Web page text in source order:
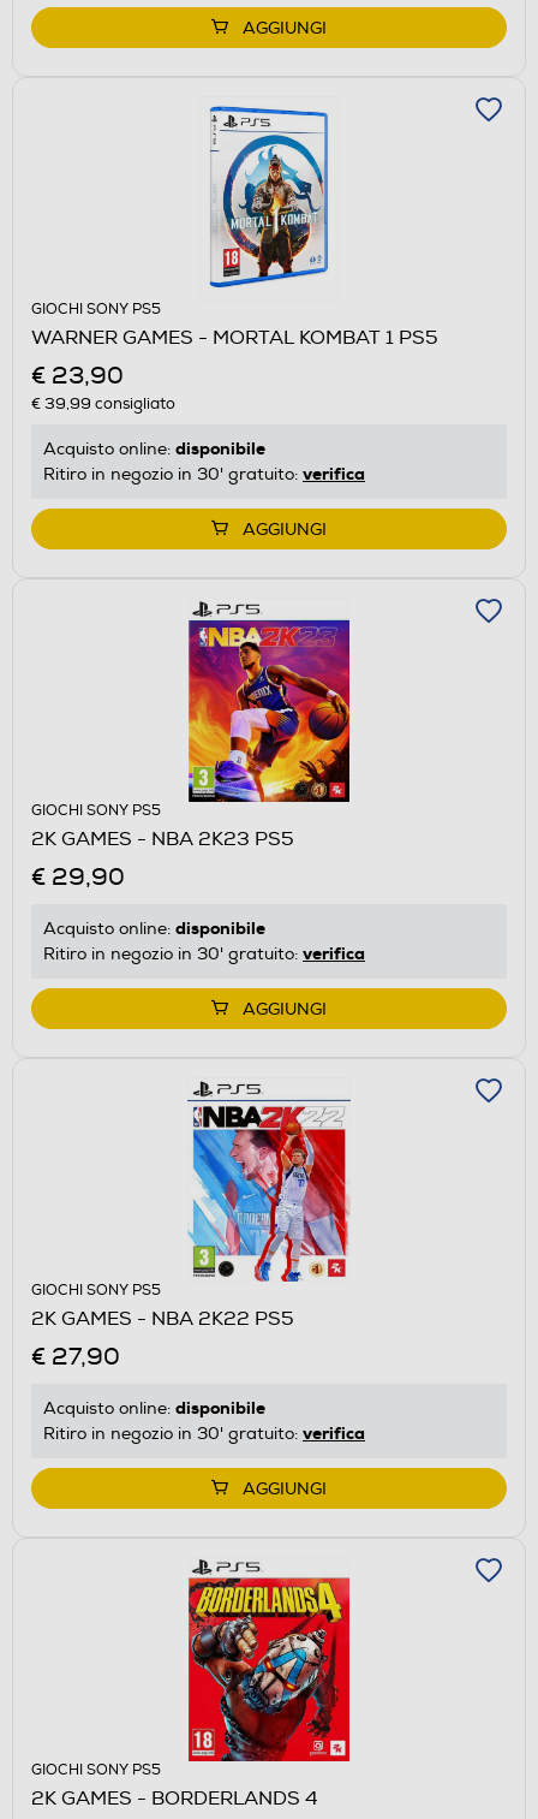
AGGIUNGI
GIOCHI SONY PS5
WARNER GAMES - MORTAL KOMBAT 1 PS5
€ 23,90
€ 39,99 consigliato
Acquisto online: disponibile
Ritiro in negozio in 30' gratuito: verifica
AGGIUNGI
GIOCHI SONY PS5
2K GAMES - NBA 2K23 PS5
€ 29,90
Acquisto online: disponibile
Ritiro in negozio in 30' gratuito: verifica
AGGIUNGI
GIOCHI SONY PS5
2K GAMES - NBA 2K22 PS5
€ 27,90
Acquisto online: disponibile
Ritiro in negozio in 30' gratuito: verifica
AGGIUNGI
GIOCHI SONY PS5
2K GAMES - BORDERLANDS 4